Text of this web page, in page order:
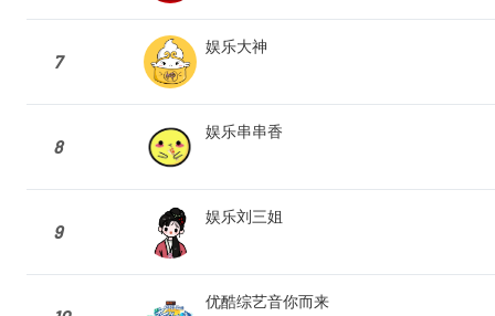
7
娱乐大神
8
娱乐串串香
9
娱乐刘三姐
优酷综艺音你而来